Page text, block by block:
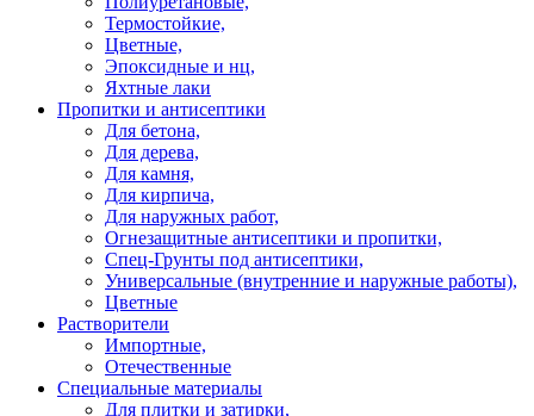
Термостойкие,
Цветные,
Эпоксидные и нц,
Яхтные лаки
Пропитки и антисептики
Для бетона,
Для дерева,
Для камня,
Для кирпича,
Для наружных работ,
Огнезащитные антисептики и пропитки,
Спец-Грунты под антисептики,
Универсальные (внутренние и наружные работы),
Цветные
Растворители
Импортные,
Отечественные
Специальные материалы
Для плитки и затирки,